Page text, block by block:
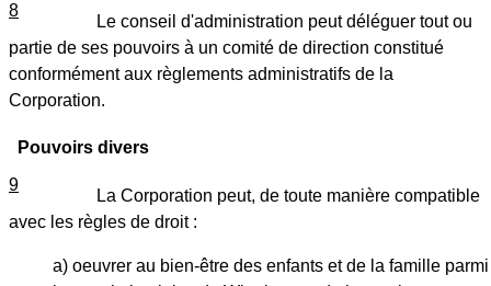
8
Le conseil d'administration peut déléguer tout ou
partie de ses pouvoirs à un comité de direction constitué
conformément aux règlements administratifs de la
Corporation.
Pouvoirs divers
9
La Corporation peut, de toute manière compatible
avec les règles de droit :
a) oeuvrer au bien-être des enfants et de la famille parmi